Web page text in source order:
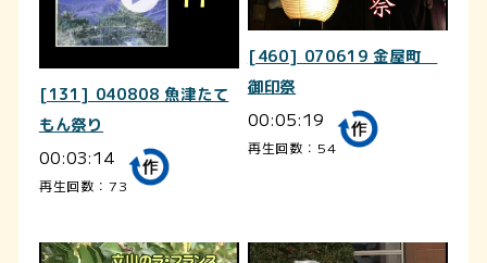
[131] 040808 魚津たて
もん祭り
00:03:14
再生回数：73
[460] 070619 金屋町
御印祭
00:05:19
再生回数：54